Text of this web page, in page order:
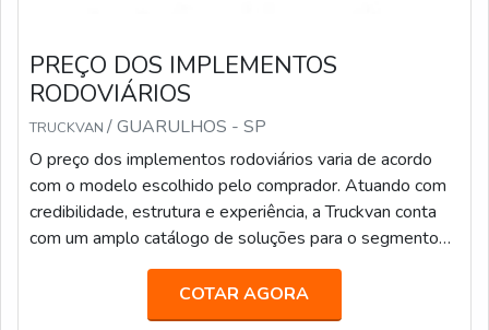
PREÇO DOS IMPLEMENTOS
RODOVIÁRIOS
TRUCKVAN / GUARULHOS - SP
O preço dos implementos rodoviários varia de acordo
com o modelo escolhido pelo comprador. Atuando com
credibilidade, estrutura e experiência, a Truckvan conta
com um amplo catálogo de soluções para o segmento
de transporte de pesados, tais como: Transporte de
valores; Semirreboque, bitrem e rodotrem sider; Piso
móvel; Linha Graneleira; Inloader; Furgão; Carroceria para
COTAR AGORA